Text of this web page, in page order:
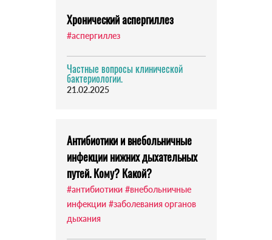
Хронический аспергиллез
#аспергиллез
Частные вопросы клинической
бактериологии.
21.02.2025
Антибиотики и внебольничные
инфекции нижних дыхательных
путей. Кому? Какой?
#антибиотики #внебольничные
инфекции #заболевания органов
дыхания